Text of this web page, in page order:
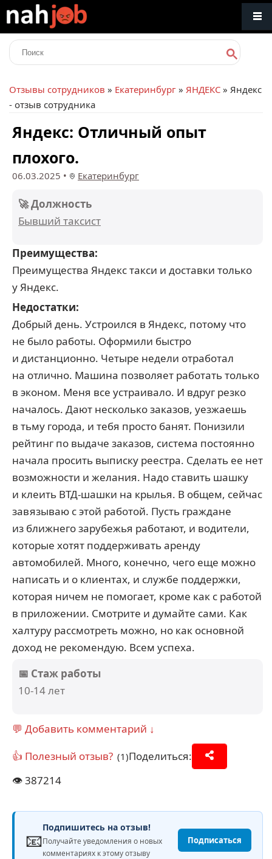
Отзывы сотрудников » Екатеринбург » ЯНДЕКС » Яндекс
- отзыв сотрудника
Яндекс: Отличный опыт
плохого.
06.03.2025 • Екатеринбург
🚀 Должность
Бывший таксист
Преимущества:
Преимущества Яндекс такси и доставки только
у Яндекс.
Недостатки:
Добрый день. Устроился в Яндекс, потому что
не было работы. Оформили быстро
и дистанционно. Четыре недели отработал
на отлично. Машина позволяет работать только
в эконом. Меня все устраивало. И вдруг резко
началось. Дают несколько заказов, уезжаешь
в тьму города, и тебя просто банят. Понизили
рейтинг по выдаче заказов, система постоянно
начала просить выписку реестра. Сделать ее нет
возможности и желания. Надо ставить шашку
и клеить ВТД-шашки на крылья. В общем, сейчас
завязываю с этой работой. Пусть граждане
из ближнего зарубежья работают, и водители,
которые хотят поддерживать аренду
автомобилей. Много, конечно, чего еще можно
написать и о клиентах, и службе поддержки,
которая ничем не помогает, кроме как с работой
в приложении. Смотрите и думайте сами. Как
халтуру рассмотреть можно, но как основной
доход не рекомендую. Всем успеха.
📅 Стаж работы
10-14 лет
💬 Добавить комментарий ↓
👍 Полезный отзыв? (1)Поделиться:
👁️387214
📧
Подпишитесь на отзыв!
Получайте уведомления о новых
комментариях к этому отзыву
Подписаться